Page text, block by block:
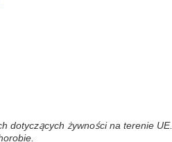
dotyczących żywności na terenie UE.